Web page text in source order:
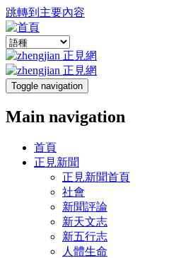
跳轉到主要內容
Toggle navigation
Main navigation
首頁
正見新聞
正見新聞首頁
社會
新聞評論
新天文志
新五行志
人體生命